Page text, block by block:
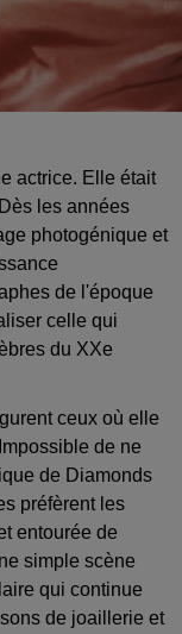
actrice. Elle était
les années
photogénique et
de l'époque
celle qui
du XXe
ceux où elle
de ne
de Diamonds
préfèrent les
entourée de
simple scène
qui continue
de joaillerie et